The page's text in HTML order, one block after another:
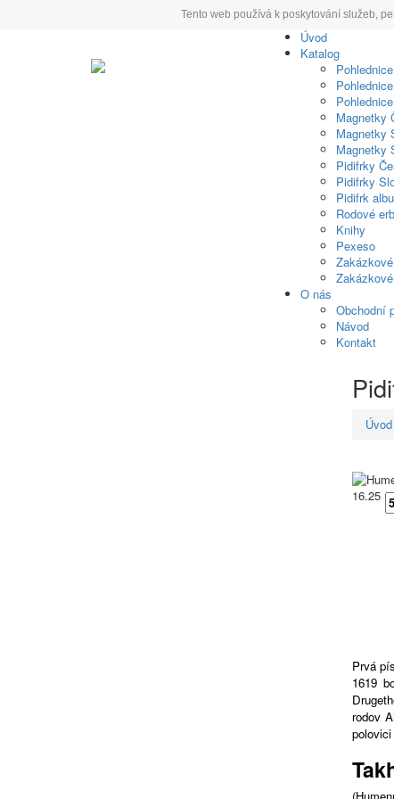
Tento web používá k poskytování služeb,
Úvod
Katalog
Magnetky
Magnetky
Magnetky
Pidifrky
Pidifrky
Pidifrk
Rodové
Knihy
Pexeso
O nás
Obchodní
Návod
Kontakt
Úvod
16.25
Prvá
1619
rodov